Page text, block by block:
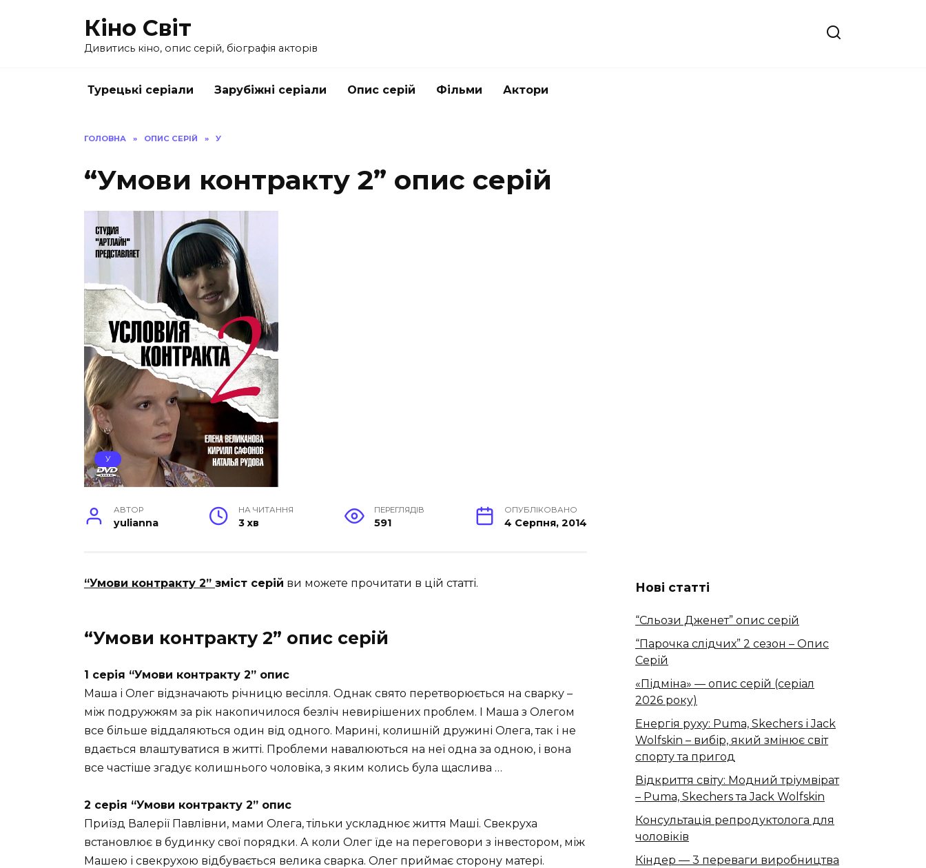
Кіно Світ
Дивитись кіно, опис серій, біографія акторів
Турецькі серіали Зарубіжні серіали Опис серій Фільми Актори
ГОЛОВНА » ОПИС СЕРІЙ » У
“Умови контракту 2” опис серій
У
АВТОР
yulianna
НА ЧИТАННЯ
3 хв
ПЕРЕГЛЯДІВ
591
ОПУБЛІКОВАНО
4 Серпня, 2014
“Умови контракту 2” зміст серій ви можете прочитати в цій статті.
“Умови контракту 2” опис серій
1 серія “Умови контракту 2” опис
Маша і Олег відзначають річницю весілля. Однак свято перетворюється на сварку –
між подружжям за рік накопичилося безліч невирішених проблем. І Маша з Олегом
все більше віддаляються один від одного. Марині, колишній дружині Олега, так і не
вдається влаштуватися в житті. Проблеми навалюються на неї одна за одною, і вона
все частіше згадує колишнього чоловіка, з яким колись була щаслива …
2 серія “Умови контракту 2” опис
Приїзд Валерії Павлівни, мами Олега, тільки ускладнює життя Маші. Свекруха
встановлює в будинку свої порядки. А коли Олег їде на переговори з інвестором, між
Машею і свекрухою відбувається велика сварка. Олег приймає сторону матері.
Нові статті
“Сльози Дженет” опис серій
“Парочка слідчих” 2 сезон – Опис
Серій
«Підміна» — опис серій (серіал
2026 року)
Енергія руху: Puma, Skechers і Jack
Wolfskin – вибір, який змінює світ
спорту та пригод
Відкриття світу: Модний тріумвірат
– Puma, Skechers та Jack Wolfskin
Консультація репродуктолога для
чоловіків
Кіндер — 3 переваги виробництва